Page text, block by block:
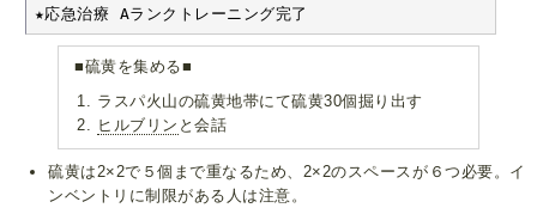
★応急治療 Aランクトレーニング完了
■硫黄を集める■
ラスパ火山の硫黄地帯にて硫黄30個掘り出す
ヒルブリン と会話
硫黄は2×2で５個まで重なるため、2×2のスペースが６つ必要。イ
ンベントリに制限がある人は注意。